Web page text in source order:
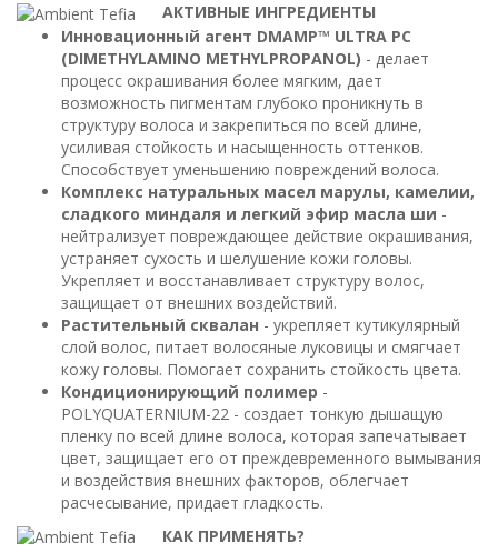
АКТИВНЫЕ ИНГРЕДИЕНТЫ
Инновационный агент DMAMP™ ULTRA PC
(DIMETHYLAMINO METHYLPROPANOL) - делает
процесс окрашивания более мягким, дает
возможность пигментам глубоко проникнуть в
структуру волоса и закрепиться по всей длине,
усиливая стойкость и насыщенность оттенков.
Способствует уменьшению повреждений волоса.
Комплекс натуральных масел марулы, камелии,
сладкого миндаля и легкий эфир масла ши -
нейтрализует повреждающее действие окрашивания,
устраняет сухость и шелушение кожи головы.
Укрепляет и восстанавливает структуру волос,
защищает от внешних воздействий.
Растительный сквалан - укрепляет кутикулярный
слой волос, питает волосяные луковицы и смягчает
кожу головы. Помогает сохранить стойкость цвета.
Кондиционирующий полимер -
POLYQUATERNIUM-22 - создает тонкую дышащую
пленку по всей длине волоса, которая запечатывает
цвет, защищает его от преждевременного вымывания
и воздействия внешних факторов, облегчает
расчесывание, придает гладкость.
КАК ПРИМЕНЯТЬ?